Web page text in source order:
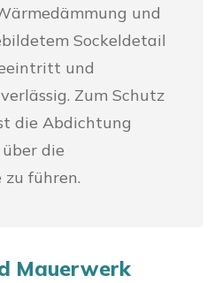
und
Sockeldetail
und
Zum Schutz
die Abdichtung
die
führen.
Mauerwerk